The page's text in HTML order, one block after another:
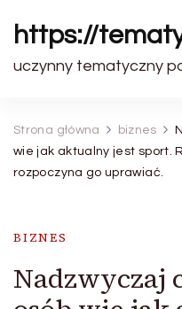
https://
uczynny tematyczny
Strona główna biznes
wie jak aktualny jest sport.
rozpoczyna go uprawiać.
BIZNES
Nadzwyczaj